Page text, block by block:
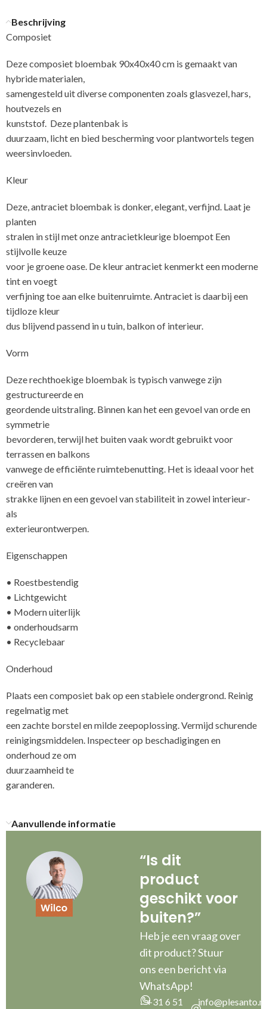
Beschrijving
Composiet
Deze composiet bloembak 90x40x40 cm is gemaakt van
hybride materialen,
samengesteld uit diverse componenten zoals glasvezel, hars,
houtvezels en
kunststof. Deze plantenbak is
duurzaam, licht en bied bescherming voor plantwortels tegen
weersinvloeden.
Kleur
Deze, antraciet bloembak is donker, elegant, verfijnd. Laat je
planten
stralen in stijl met onze antracietkleurige bloempot Een
stijlvolle keuze
voor je groene oase. De kleur antraciet kenmerkt een moderne
tint en voegt
verfijning toe aan elke buitenruimte. Antraciet is daarbij een
tijdloze kleur
dus blijvend passend in u tuin, balkon of interieur.
Vorm
Deze rechthoekige bloembak is typisch vanwege zijn
gestructureerde en
geordende uitstraling. Binnen kan het een gevoel van orde en
symmetrie
bevorderen, terwijl het buiten vaak wordt gebruikt voor
terrassen en balkons
vanwege de efficiënte ruimtebenutting. Het is ideaal voor het
creëren van
strakke lijnen en een gevoel van stabiliteit in zowel interieur-
als
Eigenschappen
• Roestbestendig
• Lichtgewicht
• Modern uiterlijk
• onderhoudsarm
• Recyclebaar
Onderhoud
Plaats een composiet bak op een stabiele ondergrond. Reinig
regelmatig met
een zachte borstel en milde zeepoplossing. Vermijd schurende
reinigingsmiddelen. Inspecteer op beschadigingen en
onderhoud ze om
duurzaamheid te
Aanvullende informatie
“Is dit
product
geschikt voor
buiten?”
Heb je een vraag over
dit product? Stuur
ons een bericht via
WhatsApp!
+31 6 51 info@plesanto.nl